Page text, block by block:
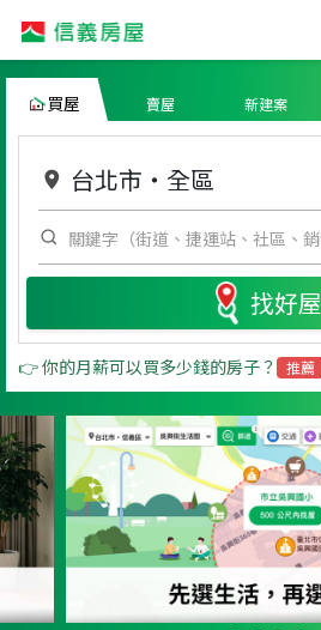
買屋 賣屋 新建案
台北市 ・ 全區
找好屋
👉 你的月薪可以買多少錢的房子？ 推薦